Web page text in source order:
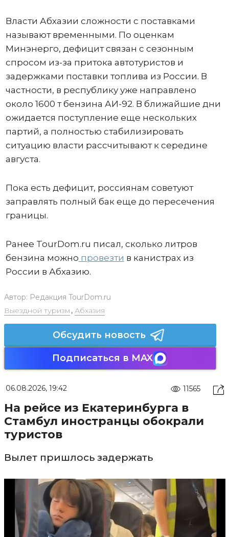
Власти Абхазии сложности с поставками
называют временными. По оценкам
Минэнерго, дефицит связан с сезонным
спросом из-за притока автотуристов и
задержками поставки топлива из России. В
частности, в республику уже направлено
около 1600 т бензина АИ-92. В ближайшие дни
ожидается поступление еще нескольких
партий, а полностью стабилизировать
ситуацию власти рассчитывают к середине
августа.
Пока есть дефицит, россиянам советуют
заправлять полный бак еще до пересечения
границы.
Ранее TourDom.ru писал, сколько литров
бензина можно провезти в канистрах из
России в Абхазию.
Автор: Редакция TourDom.ru
Выездной туризм , Абхазия
Обсудить новость
Подписаться в MAX
06.08.2026, 19:42 11565
На рейсе из Екатеринбурга в
Стамбул иностранцы обокрали
туристов
Вылет пришлось задержать